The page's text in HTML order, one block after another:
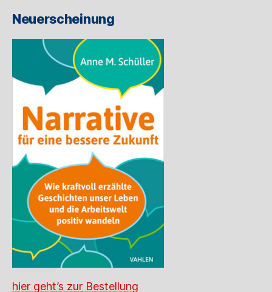
Neuerscheinung
hier geht’s zur Bestellung